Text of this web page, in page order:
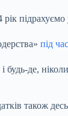
під час
і будь-де,
також